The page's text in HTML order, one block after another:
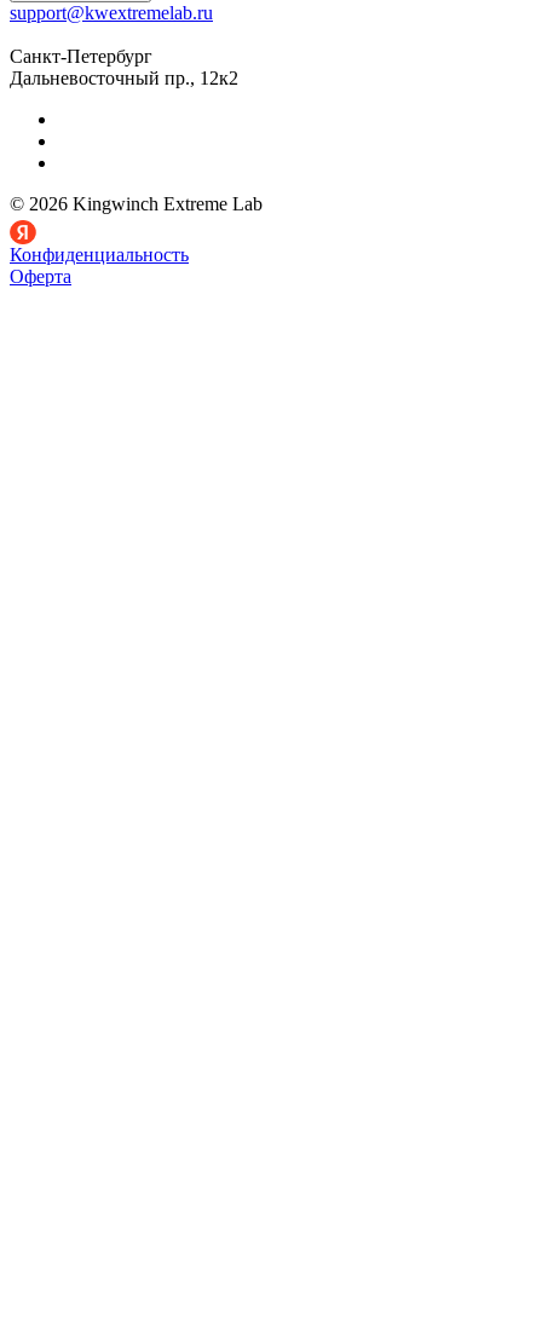
support@kwextremelab.ru
Санкт-Петербург
Дальневосточный пр., 12к2
© 2026 Kingwinch Extreme Lab
Конфиденциальность
Оферта